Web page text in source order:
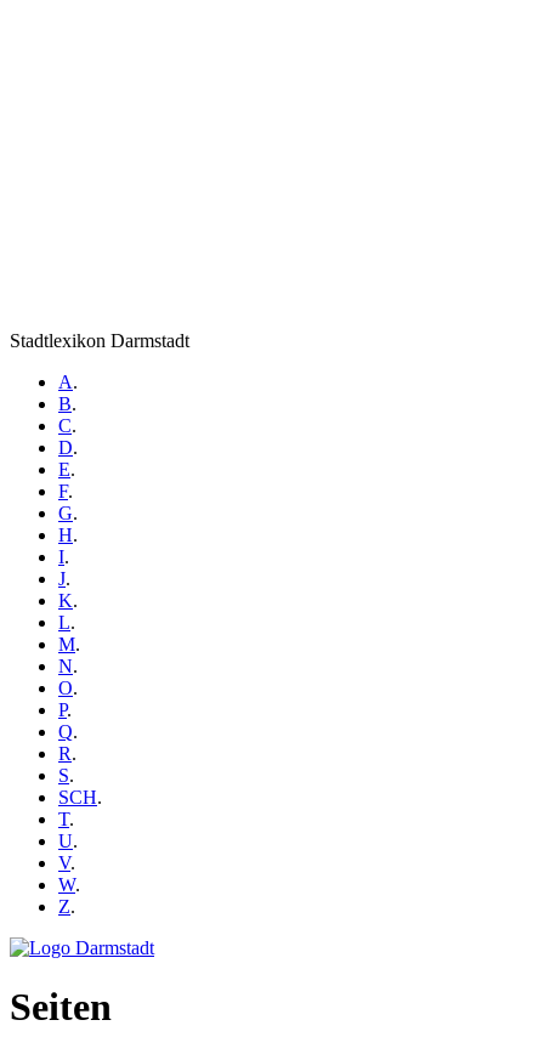
Stadtlexikon Darmstadt
A.
B.
C.
D.
E.
F.
G.
H.
I.
J.
K.
L.
M.
N.
O.
P.
Q.
R.
S.
SCH.
T.
U.
V.
W.
Z.
Seiten